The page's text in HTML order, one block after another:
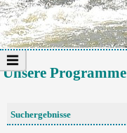
Unsere Programme
Suchergebnisse